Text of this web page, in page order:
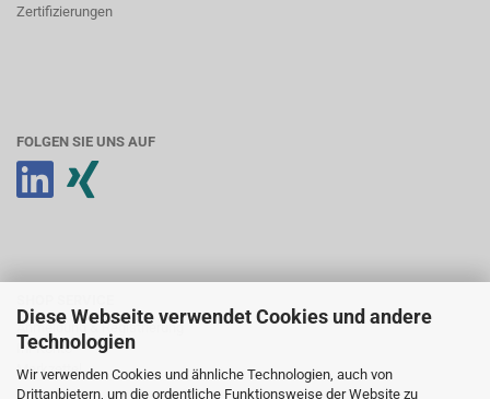
Diese Webseite verwendet Cookies und andere
Technologien
Wir verwenden Cookies und ähnliche Technologien, auch von
Drittanbietern, um die ordentliche Funktionsweise der Website zu
Zertifizierungen
FOLGEN SIE UNS AUF
Anmeldung & Registrierung
Ihr Konto
Merkzettel